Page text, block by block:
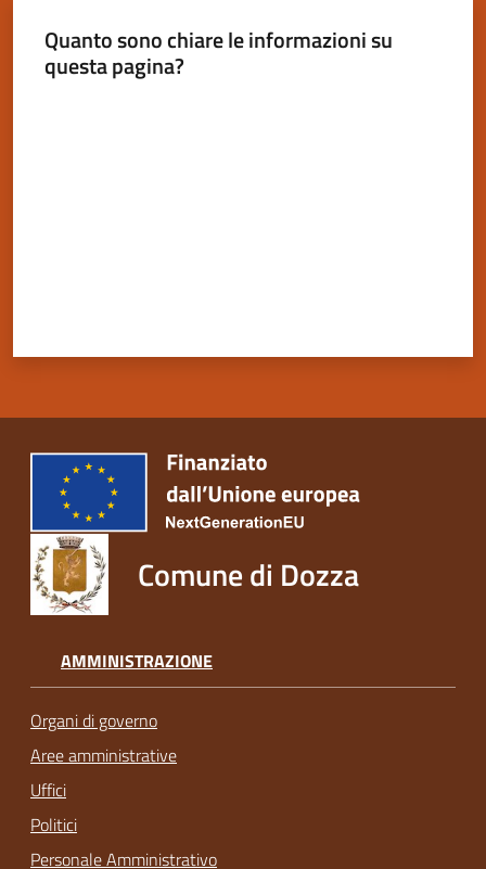
Quanto sono chiare le informazioni su
questa pagina?
Comune di Dozza
AMMINISTRAZIONE
Organi di governo
Aree amministrative
Uffici
Politici
Personale Amministrativo